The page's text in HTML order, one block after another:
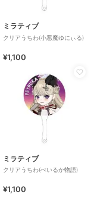
ミラティブ
クリアうちわ(小悪魔ゆにぃる)
¥1,100
ミラティブ
クリアうちわ(ぺいるか物語)
¥1,100